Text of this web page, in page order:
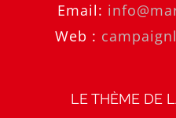
Email:
Web :
LE THÈME DE